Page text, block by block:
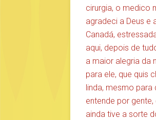
cirurgia, o medico
agradeci a Deus e
Canadá,
aqui, depois de
a maior alegria da
para ele, que quis
linda, mesmo para
entende por
ainda tive a sorte